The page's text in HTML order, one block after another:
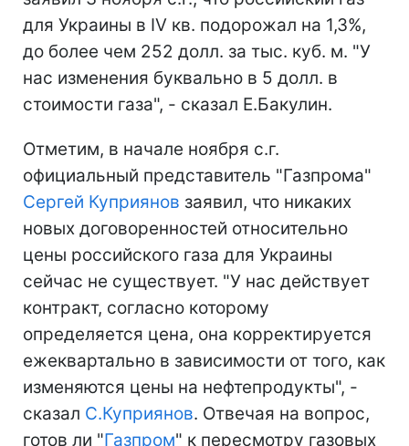
для Украины в IV кв. подорожал на 1,3%,
до более чем 252 долл. за тыс. куб. м. "У
нас изменения буквально в 5 долл. в
стоимости газа", - сказал Е.Бакулин.
Отметим, в начале ноября с.г.
официальный представитель "Газпрома"
Сергей Куприянов заявил, что никаких
новых договоренностей относительно
цены российского газа для Украины
сейчас не существует. "У нас действует
контракт, согласно которому
определяется цена, она корректируется
ежеквартально в зависимости от того, как
изменяются цены на нефтепродукты", -
сказал С.Куприянов. Отвечая на вопрос,
готов ли "Газпром" к пересмотру газовых